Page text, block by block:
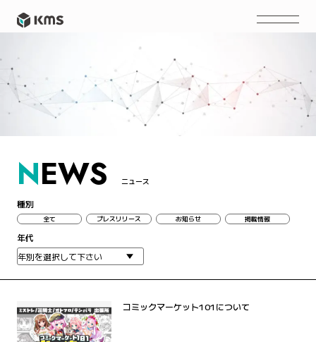
NEWS ニュース
種別
全て プレスリリース お知らせ 掲載情報
年代
コミックマーケット101について